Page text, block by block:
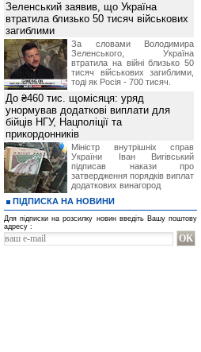
Зеленський заявив, що Україна
втратила близько 50 тисяч військових
загиблими
За словами Володимира
Зеленського, Україна
втратила на війні близько 50
тисяч військових загиблими,
тоді як Росія - 700 тисяч.
До ₴460 тис. щомісяця: уряд
унормував додаткові виплати для
бійців НГУ, Нацполіції та
прикордонників
Міністр внутрішніх справ
України Іван Вигівський
підписав накази про
затвердження порядків виплат
додаткових винагород
ПІДПИСКА НА НОВИНИ
Для підписки на розсилку новин введіть Вашу поштову
адресу :